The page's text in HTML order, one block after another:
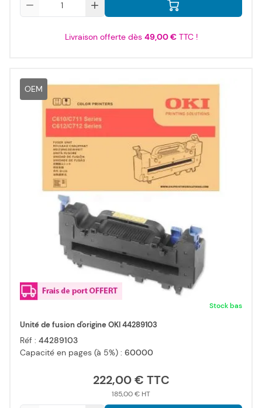
Livraison offerte dès 49,00 €TTC !
OEM
Stock bas
Unité de fusion d'origine OKI 44289103
Réf : 44289103
Capacité en pages (à 5%) : 60000
222,00 €
185,00 €